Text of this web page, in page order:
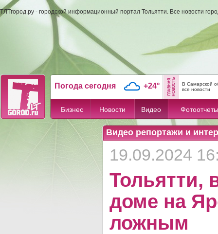
ТЛТгород.ру - городской информационный портал Тольятти. Все новости
Погода сегодня +24°
В Самарской
все новости
Бизнес Новости Видео Фотоотчеты
Видео репортажи и
19.09.2024
Тольятти,
доме на
ложным